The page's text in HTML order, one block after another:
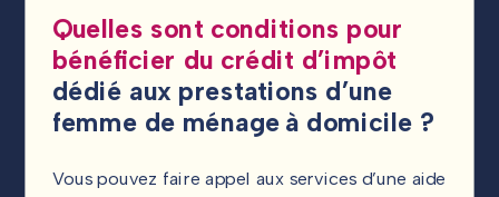
Quelles sont conditions pour
bénéficier du crédit d’impôt
dédié aux prestations d’une
femme de ménage à domicile ?
Vous pouvez faire appel aux services d’une aide